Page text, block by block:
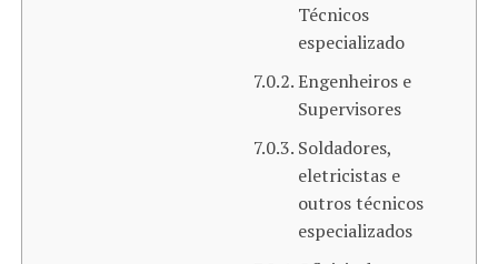
Técnicos
especializado
Engenheiros e
Supervisores
Soldadores,
eletricistas e
outros técnicos
especializados